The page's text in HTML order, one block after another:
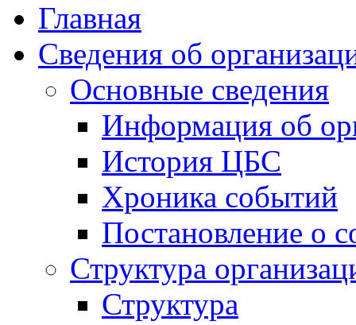
Главная
Сведения об
Основные сведения
Информация об
История ЦБС
Хроника событий
Постановление о
Структура
Структура